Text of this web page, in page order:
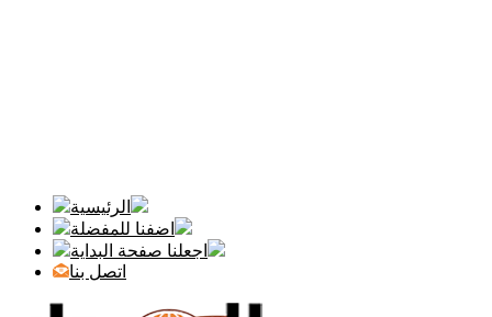
الرئيسية
اضفنا للمفضلة
اجعلنا صفحة البداية
اتصل بنا